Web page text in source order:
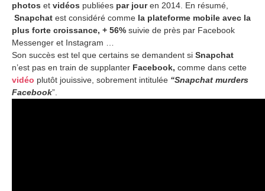
photos et vidéos publiées par jouren 2014. En résumé,
Snapchat est considéré comme la plateforme mobile avec la
plus forte croissance, + 56% suivie de près par Facebook
Messenger et Instagram …
Son succès est tel que certains se demandent si Snapchat
n’est pas en train de supplanter Facebook, comme dans cette
vidéo plutôt jouissive, sobrement intitulée “Snapchat murders
Facebook”.